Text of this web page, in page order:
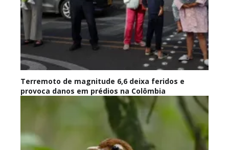
Terremoto de magnitude 6,6 deixa feridos e
provoca danos em prédios na Colômbia